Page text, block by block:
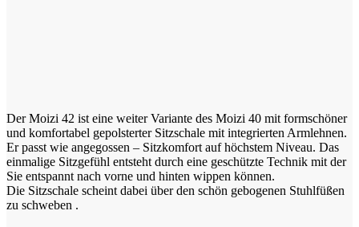
Der Moizi 42 ist eine weiter Variante des Moizi 40 mit formschöner
und komfortabel gepolsterter Sitzschale mit integrierten Armlehnen.
Er passt wie angegossen – Sitzkomfort auf höchstem Niveau. Das
einmalige Sitzgefühl entsteht durch eine geschützte Technik mit der
Sie entspannt nach vorne und hinten wippen können.
Die Sitzschale scheint dabei über den schön gebogenen Stuhlfüßen
zu schweben .